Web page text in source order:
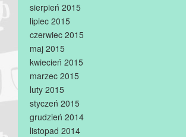
sierpień 2015
lipiec 2015
czerwiec 2015
maj 2015
kwiecień 2015
marzec 2015
luty 2015
styczeń 2015
grudzień 2014
listopad 2014